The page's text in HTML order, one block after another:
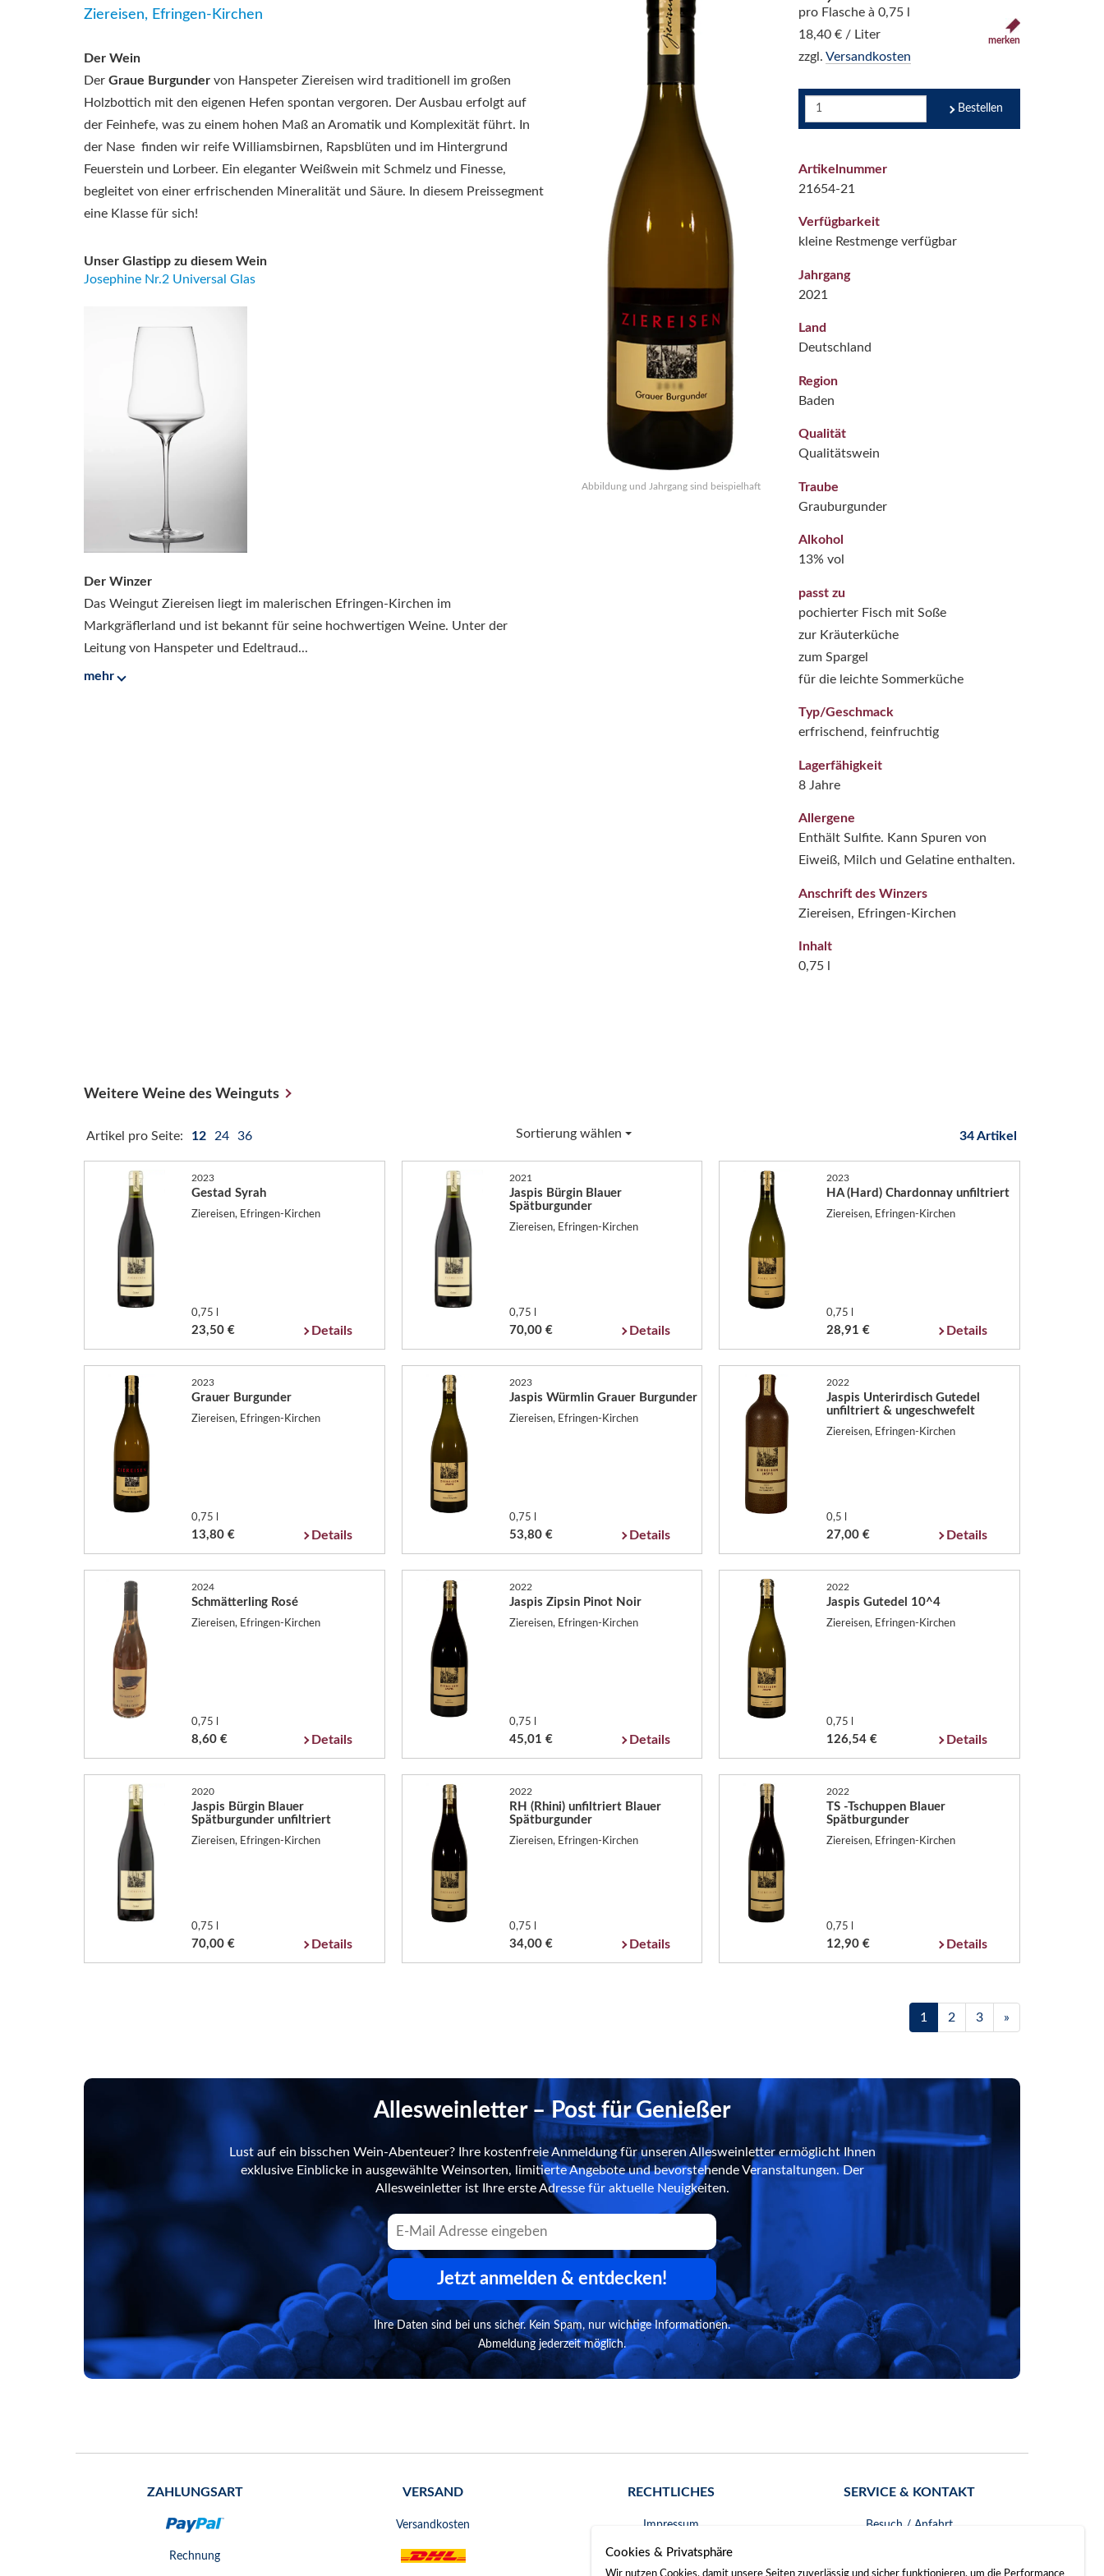
Ziereisen, Efringen-Kirchen
Der Wein
Der Graue Burgunder von Hanspeter Ziereisen wird traditionell im großen
Holzbottich mit den eigenen Hefen spontan vergoren. Der Ausbau erfolgt auf
der Feinhefe, was zu einem hohen Maß an Aromatik und Komplexität führt. In
der Nase finden wir reife Williamsbirnen, Rapsblüten und im Hintergrund
Feuerstein und Lorbeer. Ein eleganter Weißwein mit Schmelz und Finesse,
begleitet von einer erfrischenden Mineralität und Säure. In diesem Preissegment
eine Klasse für sich!
Unser Glastipp zu diesem Wein
Josephine Nr.2 Universal Glas
Der Winzer
Das Weingut Ziereisen liegt im malerischen Efringen-Kirchen im
Markgräflerland und ist bekannt für seine hochwertigen Weine. Unter der
Leitung von Hanspeter und Edeltraud...
mehr
Abbildung und Jahrgang sind beispielhaft
pro Flasche à 0,75 l
18,40 € / Liter
zzgl. Versandkosten
merken
Bestellen
Artikelnummer
21654-21
Verfügbarkeit
kleine Restmenge verfügbar
Jahrgang
2021
Land
Deutschland
Region
Baden
Qualität
Qualitätswein
Traube
Grauburgunder
Alkohol
13% vol
passt zu
pochierter Fisch mit Soße
zur Kräuterküche
zum Spargel
für die leichte Sommerküche
Typ/Geschmack
erfrischend, feinfruchtig
Lagerfähigkeit
8 Jahre
Allergene
Enthält Sulfite. Kann Spuren von
Eiweiß, Milch und Gelatine enthalten.
Anschrift des Winzers
Ziereisen, Efringen-Kirchen
Inhalt
0,75 l
Weitere Weine des Weinguts
Artikel pro Seite: 12 24 36 Sortierung wählen 34 Artikel
2023
Gestad Syrah
Ziereisen, Efringen-Kirchen
0,75 l
23,50 € Details
2021
Jaspis Bürgin Blauer
Spätburgunder
Ziereisen, Efringen-Kirchen
0,75 l
70,00 € Details
2023
HA (Hard) Chardonnay unfiltriert
Ziereisen, Efringen-Kirchen
0,75 l
28,91 € Details
2023
Grauer Burgunder
Ziereisen, Efringen-Kirchen
0,75 l
13,80 € Details
2023
Jaspis Würmlin Grauer Burgunder
Ziereisen, Efringen-Kirchen
0,75 l
53,80 € Details
2022
Jaspis Unterirdisch Gutedel
unfiltriert & ungeschwefelt
Ziereisen, Efringen-Kirchen
0,5 l
27,00 € Details
2024
Schmätterling Rosé
Ziereisen, Efringen-Kirchen
0,75 l
8,60 € Details
2022
Jaspis Zipsin Pinot Noir
Ziereisen, Efringen-Kirchen
0,75 l
45,01 € Details
2022
Jaspis Gutedel 10^4
Ziereisen, Efringen-Kirchen
0,75 l
126,54 € Details
2020
Jaspis Bürgin Blauer
Spätburgunder unfiltriert
Ziereisen, Efringen-Kirchen
0,75 l
70,00 € Details
2022
RH (Rhini) unfiltriert Blauer
Spätburgunder
Ziereisen, Efringen-Kirchen
0,75 l
34,00 € Details
2022
TS -Tschuppen Blauer
Spätburgunder
Ziereisen, Efringen-Kirchen
0,75 l
12,90 € Details
1 2 3 »
Allesweinletter – Post für Genießer
Lust auf ein bisschen Wein-Abenteuer? Ihre kostenfreie Anmeldung für unseren Allesweinletter ermöglicht Ihnen
exklusive Einblicke in ausgewählte Weinsorten, limitierte Angebote und bevorstehende Veranstaltungen. Der
Allesweinletter ist Ihre erste Adresse für aktuelle Neuigkeiten.
Jetzt anmelden & entdecken!
Ihre Daten sind bei uns sicher. Kein Spam, nur wichtige Informationen.
Abmeldung jederzeit möglich.
ZAHLUNGSART
Rechnung
VERSAND
Versandkosten
RECHTLICHES
Impressum
AGB
SERVICE & KONTAKT
Besuch / Anfahrt
Cookies & Privatsphäre
Wir nutzen Cookies, damit unsere Seiten zuverlässig und sicher funktionieren, um die Performance